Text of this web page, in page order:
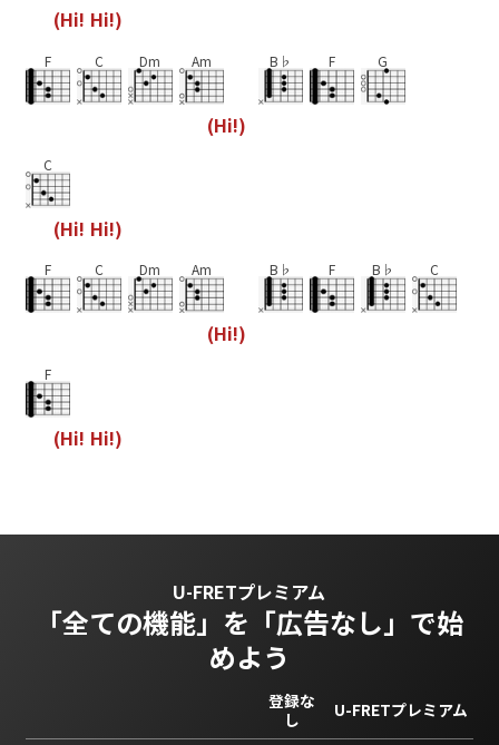
(Hi! Hi!)
F C Dm Am
(Hi!)
B♭ F G
C
(Hi! Hi!)
F C Dm Am
(Hi!)
B♭ F B♭ C
F
(Hi! Hi!)
U-FRETプレミアム
「全ての機能」を 「広告なし」で始
めよう
登録な
し
U-FRETプレミアム